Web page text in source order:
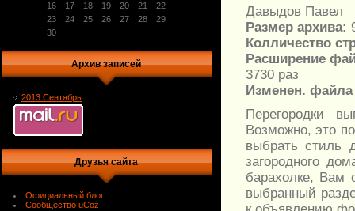
16
17 18 19 20 21
22
23
24 25 26 27 28
29
30
Архив записей
2013 Сентябрь
Друзья сайта
Официальный блог
Сообщество uCoz
Давыдов Павел
Размер архива:
Колличество
Расширение
3730 раз
Изменен.
Перегородки
Возможно, это
выбрать стиль
загородного
барахолке, Вам
выбранный